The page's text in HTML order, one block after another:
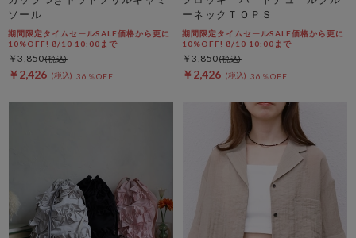
ソール
期間限定タイムセールSALE価格から更に
10%OFF! 8/10 10:00まで
￥2,426 36％OFF
￥3,850
ーネックＴＯＰＳ
期間限定タイムセールSALE価格から更に
10%OFF! 8/10 10:00まで
￥2,426 36％OFF
￥3,850